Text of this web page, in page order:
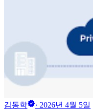
김동학verified· 2026년 4월 5일